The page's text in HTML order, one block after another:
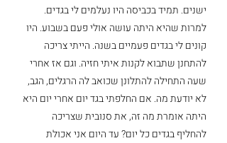
ישנים. תמיד בכביסה היו נעלמים לי בגדים.
למרות שהיא היתה עושה אולי פעם בשבוע. היו
קונים לי בגדים פעמיים בשנה. הייתי צריכה
להתחנן שתבוא לקנות איתי חזיה. וגם אז אחרי
שעה התחילה להתלונן שכואב לה הרגלים, הגב,
לא יודעת מה. אם החלפתי בגד יום אחרי יום היא
היתה אומרת מה זה, את סנובית שצריכה
להחליף בגדים כל יום? עד היום אני אכולת